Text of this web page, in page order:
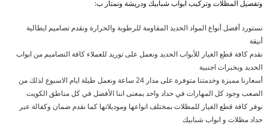
وتفصيل المظلات وتركيب ابواب شبابيك ودريشة ونمتاز ب:
نستورد أفضل أنواع المواد الحديد المقاومة للرطوبة والحرارة ونقدم تصاميم ايطالية
أنيقة
نقدم كافة قطع الغيار للأبواب الحديد ونعمل على توريد للعملاء كافة التصاميم من ابواب
الحديد وبخبرات اجنبية
أسعارنا مميزة وخدمتنا متوفرة على مدار 24 ساعة ونعمل طيلة ايام الاسبوع لذلك من
الصعب وجود كل المهارات في حداد واحد بمعنى اننا الأفضل في كل مناطق الكويت
نوفر كافة قطع الغيار للمظلات بمختلف انواعها وموديلاتها كما نقدم ضمان وكفالة عبر
حداد مظلات و ابواب شبابيك